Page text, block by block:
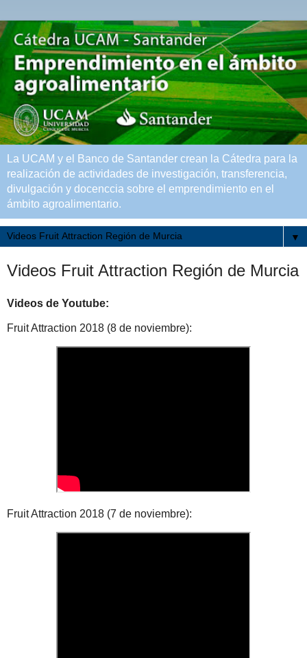
La UCAM y el Banco de Santander crean la Cátedra para la
realización de actividades de investigación, transferencia,
divulgación y docenccia sobre el emprendimiento en el
ámbito agroalimentario.
▼
Videos Fruit Attraction Región de Murcia
Videos de Youtube:
Fruit Attraction 2018 (8 de noviembre):
Fruit Attraction 2018 (7 de noviembre):